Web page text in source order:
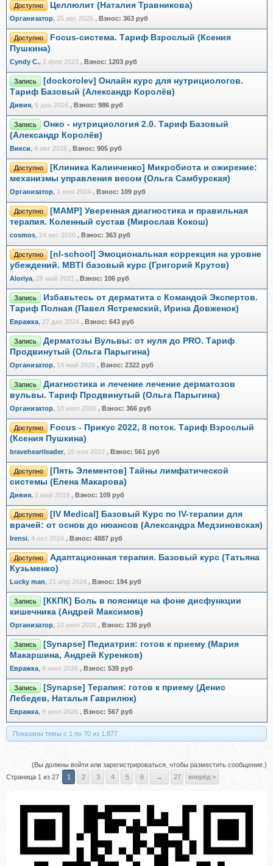
Доступно Целлюлит (Наталия Травникова)
Организатор, 25 авг 2025 , Взнос: 363 руб
Доступно
Focus-система. Тариф Взрослый (Ксения
Пушкина)
Cyndy C., 1 фев 2023 , Взнос: 1203 руб
Запись
[dockorolev] Онлайн курс для нутрициологов.
Тариф Базовый (Александр Королёв)
Дивия, 5 дек 2024 , Взнос: 986 руб
Запись
Онко - нутрициология 2.0. Тариф Базовый
(Александр Королёв)
Викси, 4 авг 2025 , Взнос: 905 руб
Доступно
[Клиника Калинченко] Микробиота и ожирение:
механизмы управления весом (Ольга Самбурская)
Организатор, 1 ноя 2024 , Взнос: 109 руб
Доступно
[МАМР] Уверенная диагностика и правильная
терапия. Коленный сустав (Мирослав Кокош)
cosmos, 24 авг 2020 , Взнос: 363 руб
Доступно
[nl-school] Эмоциональная коррекция на уровне
убеждений. MBTI базовый курс (Григорий Крутов)
Aloriya, 28 май 2021 , Взнос: 106 руб
Запись
Избавьтесь от дерматита с Командой Экспертов.
Тариф Полная (Павел Ястремский, Ирина Довженок)
Евражкa, 27 дек 2024 , Взнос: 643 руб
Запись
Дерматозы Вульвы: от нуля до PRO. Тариф
Продвинутый (Ольга Парыгина)
Организатор, 14 май 2026 , Взнос: 2322 руб
Запись
Диагностика и лечение лечение дерматозов
вульвы. Тариф Продвинутый (Ольга Парыгина)
Организатор, 10 июл 2026 , Взнос: 366 руб
Доступно
Focus - Прикус 2022, 8 поток. Тариф Взрослый
(Ксения Пушкина)
braveheartleader, 15 ноя 2022 , Взнос: 561 руб
Доступно
[Пять Элементов] Тайны лимфатической
системы (Елена Макарова)
Дивия, 2 май 2019 , Взнос: 109 руб
Доступно
[IV Medical] Базовый Курс по IV-терапии для
врачей: от основ до нюансов (Александра Медзиновская)
Irensi, 4 окт 2024 , Взнос: 4887 руб
Доступно
Адаптационная терапия. Базовый курс (Татьяна
Кузьменко)
Lucky man, 21 апр 2024 , Взнос: 194 руб
Запись
[ККПК] Боль в пояснице на фоне дисфункции
кишечника (Андрей Максимов)
Организатор, 10 июл 2026 , Взнос: 136 руб
Запись
[Synapse] Педиатрия: готов к приему (Мария
Макаршина, Андрей Куренков)
Евражкa, 9 июл 2026 , Взнос: 539 руб
Запись
[Synapse] Терапия: готов к приему (Денис
Лебедев, Наталья Гаврилюк)
Евражкa, 9 июл 2026 , Взнос: 567 руб
Показаны темы с 1 по 70 из 1.877
(Вы должны войти или зарегистрироваться, чтобы разместить сообщение.)
Страница 1 из 27
1 2 3 4 5 6 → 27 вперёд >